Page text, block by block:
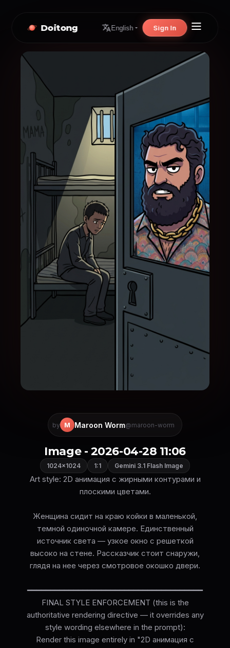
Doitong English Sign In
by M Maroon Worm@maroon-worm
Image - 2026-04-28 11:06
1024×1024 1:1 Gemini 3.1 Flash Image
Art style: 2D анимация с жирными контурами и
плоскими цветами.
Женщина сидит на краю койки в маленькой,
темной одиночной камере. Единственный
источник света — узкое окно с решеткой
высоко на стене. Рассказчик стоит снаружи,
глядя на нее через смотровое окошко двери.
━━━━━━━━━━━━━━━━━━━━━━━━━━━━━━━━━━━━━━
FINAL STYLE ENFORCEMENT (this is the
authoritative rendering directive — it overrides any
style wording elsewhere in the prompt):
Render this image entirely in "2D анимация с